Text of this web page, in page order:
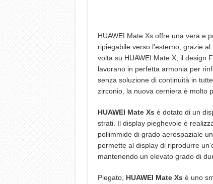
HUAWEI Mate Xs offre una vera e
ripiegabile verso l’esterno, grazie
volta su HUAWEI Mate X, il design
lavorano in perfetta armonia per
senza soluzione di continuità in
zirconio, la nuova cerniera è molto
HUAWEI Mate Xs è dotato di un
strati. Il display pieghevole è
poliimmide di grado aerospaziale
permette al display di riprodurre
mantenendo un elevato grado di
Piegato, HUAWEI Mate Xs è uno